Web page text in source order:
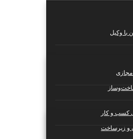
با وکیل
مجازی
کسب و کار
و زیرساخت